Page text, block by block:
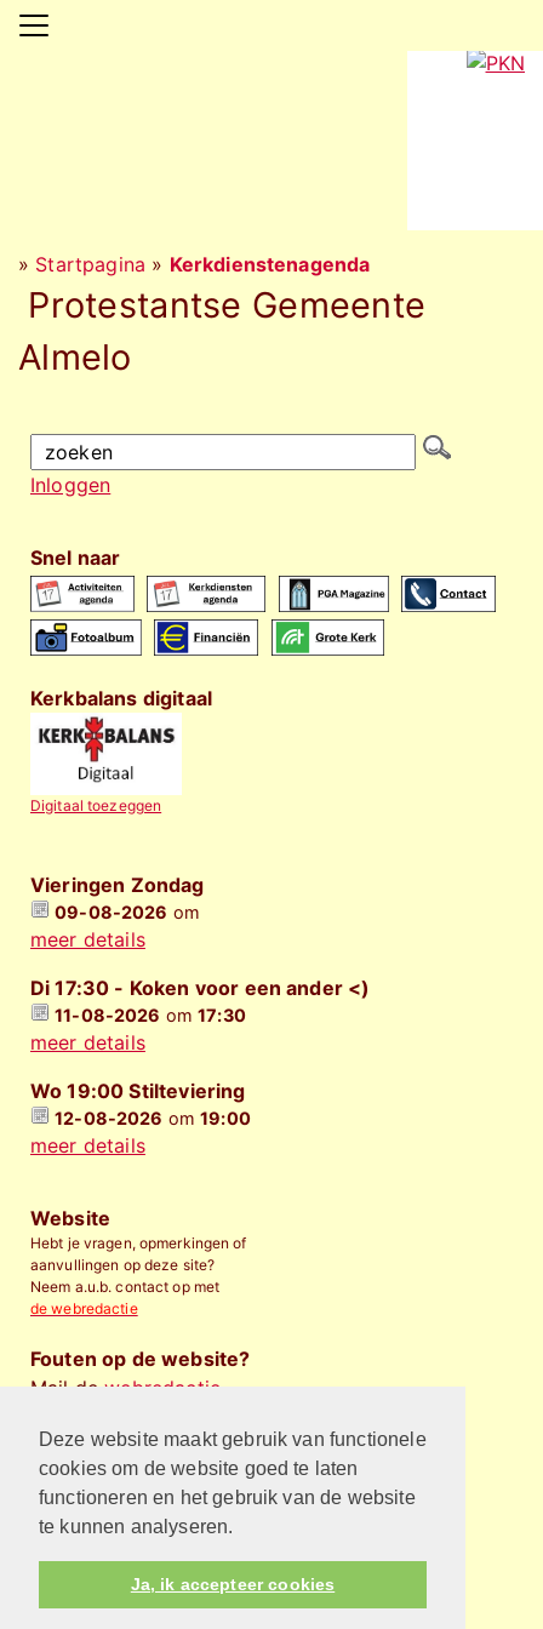
Deze website maakt gebruik van functionele
cookies om de website goed te laten
functioneren en het gebruik van de website
te kunnen analyseren.
Ja, ik accepteer cookies
» Startpagina » Kerkdienstenagenda
Protestantse Gemeente
Almelo
Inloggen
Snel naar
Kerkbalans digitaal
Digitaal toezeggen
Vieringen Zondag
09-08-2026 om
meer details
Di 17:30 - Koken voor een ander <)
11-08-2026 om17:30
meer details
Wo 19:00 Stilteviering
12-08-2026 om19:00
meer details
Website
Hebt je vragen, opmerkingen of
aanvullingen op deze site?
Neem a.u.b. contact op met
de webredactie
Fouten op de website?
Mail dewebredactie.
Financieel bijdragen
Wilt u de Protestantse
Gemeente Almelo
financieel
steunen ?
Privacyverklaring
Kijk hier voor de privacyverklaring